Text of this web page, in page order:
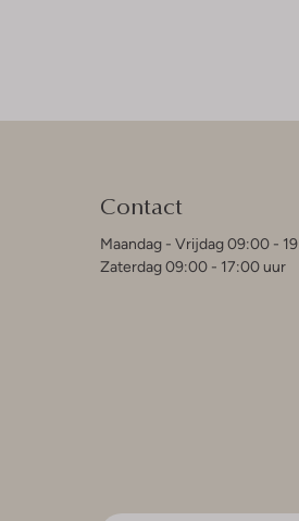
Contact
Maandag - Vrijdag 09:00 -
Zaterdag 09:00 - 17:00 uur